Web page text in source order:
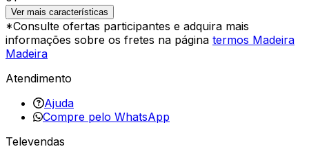
Ver mais características
*Consulte ofertas participantes e adquira mais
informações sobre os fretes na página termos Madeira
Madeira
Atendimento
Ajuda
Compre pelo WhatsApp
Televendas